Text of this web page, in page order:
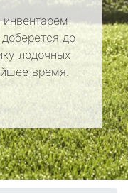
до
лодочных
время.